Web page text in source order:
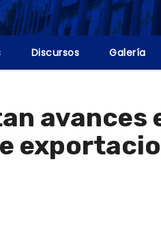
Discursos Galería